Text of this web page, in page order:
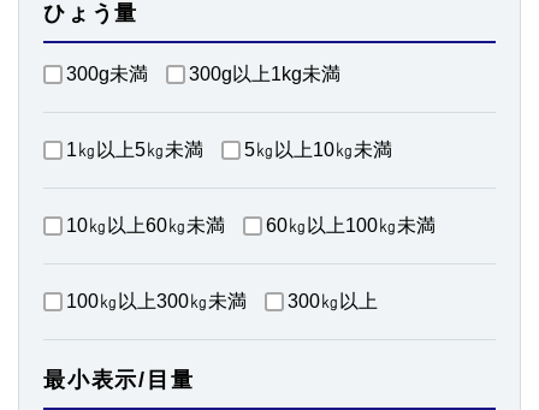
ひょう量
300g未満 300g以上1kg未満
1㎏以上5㎏未満 5㎏以上10㎏未満
10㎏以上60㎏未満 60㎏以上100㎏未満
100㎏以上300㎏未満 300㎏以上
最小表示/目量